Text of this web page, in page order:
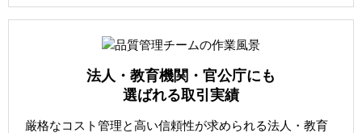
法人・教育機関・官公庁にも
選ばれる取引実績
厳格なコスト管理と高い信頼性が求められる法人・教育